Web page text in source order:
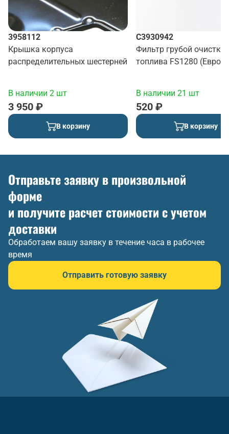
3958112
Крышка корпуса
распределительных шестерней
В наличии 2 шт
3 950 ₽
В корзину
C3930942
Фильтр грубой очистки
топлива FS1280 (Евро2)
В наличии 21 шт
520 ₽
В корзину
Отправьте заявку в произвольной
форме
и получите расчет стоимости с учетом
доставки
Обработаем вашу заявку в течение часа в рабочее
время
Отправить готовую заявку